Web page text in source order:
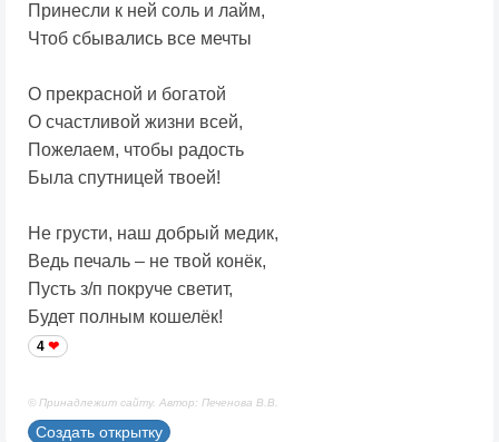
Принесли к ней соль и лайм,
Чтоб сбывались все мечты
О прекрасной и богатой
О счастливой жизни всей,
Пожелаем, чтобы радость
Была спутницей твоей!
Не грусти, наш добрый медик,
Ведь печаль – не твой конёк,
Пусть з/п покруче светит,
Будет полным кошелёк!
4
© Принадлежит сайту. Автор: Печенова В.В.
Создать открытку